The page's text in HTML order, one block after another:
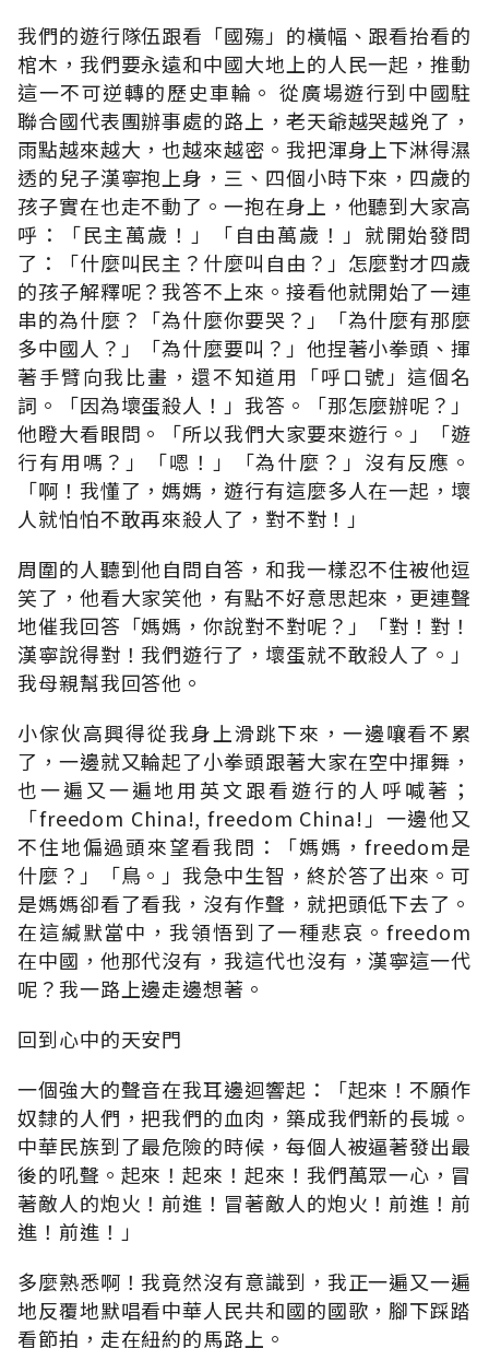
我們的遊行隊伍跟看「國殤」的橫幅、跟看抬看的
棺木，我們要永遠和中國大地上的人民一起，推動
這一不可逆轉的歷史車輪。 從廣場遊行到中國駐
聯合國代表團辦事處的路上，老天爺越哭越兇了，
雨點越來越大，也越來越密。我把渾身上下淋得濕
透的兒子漢寧抱上身，三、四個小時下來，四歲的
孩子實在也走不動了。一抱在身上，他聽到大家高
呼：「民主萬歲！」「自由萬歲！」就開始發問
了：「什麼叫民主？什麼叫自由？」怎麼對才四歲
的孩子解釋呢？我答不上來。接看他就開始了一連
串的為什麼？「為什麼你要哭？」「為什麼有那麼
多中國人？」「為什麼要叫？」他捏著小拳頭、揮
著手臂向我比畫，還不知道用「呼口號」這個名
詞。「因為壞蛋殺人！」我答。「那怎麼辦呢？」
他瞪大看眼問。「所以我們大家要來遊行。」「遊
行有用嗎？」「嗯！」「為什麼？」沒有反應。
「啊！我懂了，媽媽，遊行有這麼多人在一起，壞
人就怕怕不敢再來殺人了，對不對！」
周圍的人聽到他自問自答，和我一樣忍不住被他逗
笑了，他看大家笑他，有點不好意思起來，更連聲
地催我回答「媽媽，你說對不對呢？」「對！對！
漢寧說得對！我們遊行了，壞蛋就不敢殺人了。」
我母親幫我回答他。
小傢伙高興得從我身上滑跳下來，一邊嚷看不累
了，一邊就又輪起了小拳頭跟著大家在空中揮舞，
也一遍又一遍地用英文跟看遊行的人呼喊著；
「freedom China!, freedom China!」一邊他又
不住地偏過頭來望看我問：「媽媽，freedom是
什麼？」「鳥。」我急中生智，終於答了出來。可
是媽媽卻看了看我，沒有作聲，就把頭低下去了。
在這緘默當中，我領悟到了一種悲哀。freedom
在中國，他那代沒有，我這代也沒有，漢寧這一代
呢？我一路上邊走邊想著。
回到心中的天安門
一個強大的聲音在我耳邊迴響起：「起來！不願作
奴隸的人們，把我們的血肉，築成我們新的長城。
中華民族到了最危險的時候，每個人被逼著發出最
後的吼聲。起來！起來！起來！我們萬眾一心，冒
著敵人的炮火！前進！冒著敵人的炮火！前進！前
進！前進！」
多麼熟悉啊！我竟然沒有意識到，我正一遍又一遍
地反覆地默唱看中華人民共和國的國歌，腳下踩踏
看節拍，走在紐約的馬路上。